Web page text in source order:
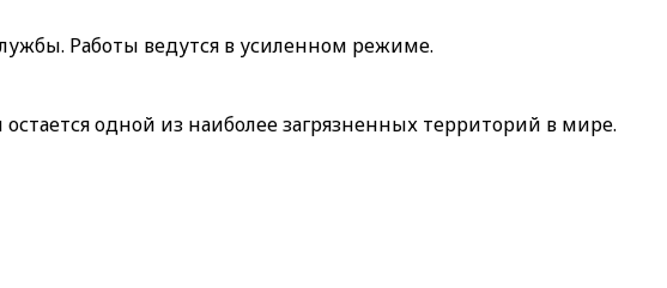
Работы ведутся в усиленном режиме.
одной из наиболее загрязненных территорий в мире.